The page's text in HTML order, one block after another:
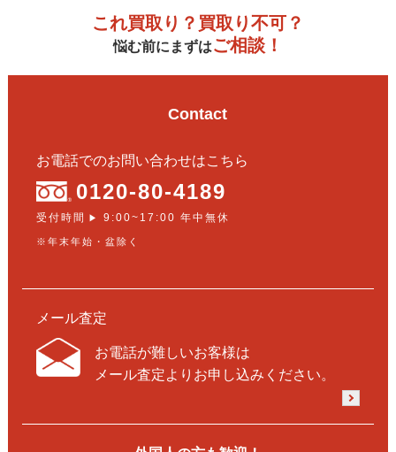
これ買取り？買取り不可？
悩む前にまずはご相談！
Contact
お電話でのお問い合わせはこちら
0120-80-4189
受付時間 ▶ 9:00~17:00 年中無休
※年末年始・盆除く
メール査定
お電話が難しいお客様は
メール査定よりお申し込みください。